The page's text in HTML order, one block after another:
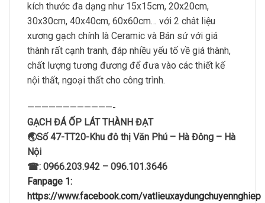
kích thước đa dạng như 15x15cm, 20x20cm,
30x30cm, 40x40cm, 60x60cm… với 2 chât liệu
xương gạch chính là Ceramic và Bán sứ với giá
thành rất cạnh tranh, đáp nhiều yếu tố về giá thành,
chất lượng tương đương để đưa vào các thiết kế
nội thất, ngoại thất cho công trình.
————————————-
GẠCH ĐÁ ỐP LÁT THÀNH ĐẠT
🌏Số 47-TT20-Khu đô thị Văn Phú – Hà Đông – Hà
Nội
☎: 0966.203.942 – 096.101.3646
Fanpage 1:
https://www.facebook.com/vatlieuxaydungchuyennghiep